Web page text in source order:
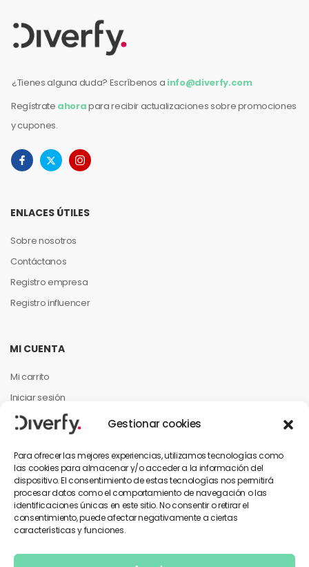
Gestionar cookies
Para ofrecer las mejores experiencias, utilizamos tecnologías como
las cookies para almacenar y/o acceder a la información del
dispositivo. El consentimiento de estas tecnologías nos permitirá
procesar datos como el comportamiento de navegación o las
identificaciones únicas en este sitio. No consentir o retirar el
consentimiento, puede afectar negativamente a ciertas
características y funciones.
¿Tienes alguna duda? Escríbenos a info@diverfy.com
Regístrate ahorapara recibir actualizaciones sobre promociones
y cupones.
ENLACES ÚTILES
Sobre nosotros
Contáctanos
Registro empresa
Registro influencer
MI CUENTA
Mi carrito
Iniciar sesión
Mi cuenta
INFORMACIÓN PARA EL CLIENTE
Contáctanos
Política de privacidad
Términos y condiciones